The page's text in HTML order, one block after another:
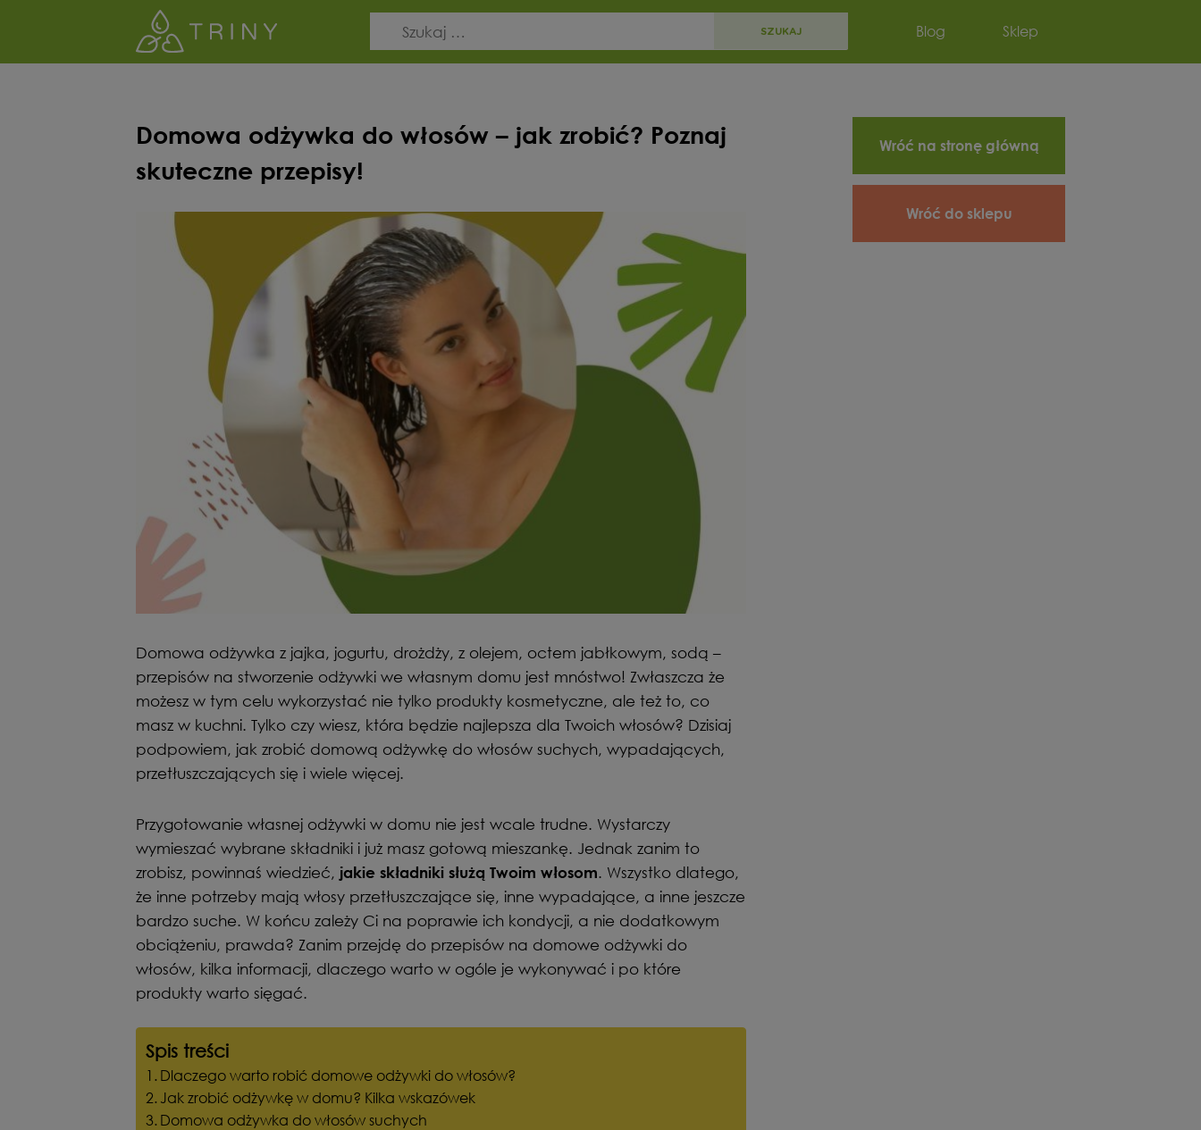
Blog Sklep
Domowa odżywka do włosów – jak zrobić? Poznaj
skuteczne przepisy!
Domowa odżywka z jajka, jogurtu, drożdży, z olejem, octem jabłkowym, sodą –
przepisów na stworzenie odżywki we własnym domu jest mnóstwo! Zwłaszcza że
możesz w tym celu wykorzystać nie tylko produkty kosmetyczne, ale też to, co
masz w kuchni. Tylko czy wiesz, która będzie najlepsza dla Twoich włosów? Dzisiaj
podpowiem, jak zrobić domową odżywkę do włosów suchych, wypadających,
przetłuszczających się i wiele więcej.
Przygotowanie własnej odżywki w domu nie jest wcale trudne. Wystarczy
wymieszać wybrane składniki i już masz gotową mieszankę. Jednak zanim to
zrobisz, powinnaś wiedzieć, jakie składniki służą Twoim włosom. Wszystko dlatego,
że inne potrzeby mają włosy przetłuszczające się, inne wypadające, a inne jeszcze
bardzo suche. W końcu zależy Ci na poprawie ich kondycji, a nie dodatkowym
obciążeniu, prawda? Zanim przejdę do przepisów na domowe odżywki do
włosów, kilka informacji, dlaczego warto w ogóle je wykonywać i po które
produkty warto sięgać.
Spis treści
Dlaczego warto robić domowe odżywki do włosów?
Jak zrobić odżywkę w domu? Kilka wskazówek
Domowa odżywka do włosów suchych
Wróć na stronę główną
Wróć do sklepu